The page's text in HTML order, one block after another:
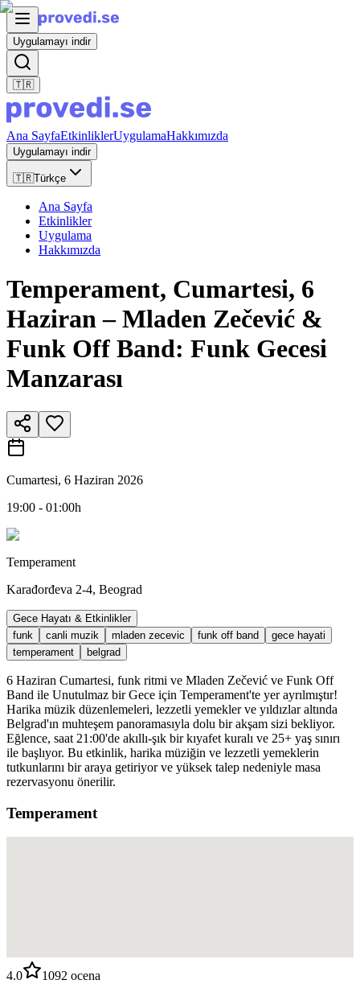
Uygulamayı indir
🇹🇷
Ana SayfaEtkinliklerUygulamaHakkımızda
Uygulamayı indir
🇹🇷Türkçe
Ana Sayfa
Etkinlikler
Uygulama
Hakkımızda
Temperament, Cumartesi, 6
Haziran – Mladen Zečević &
Funk Off Band: Funk Gecesi
Manzarası
Cumartesi, 6 Haziran 2026
19:00 - 01:00h
Temperament
Karađorđeva 2-4, Beograd
Gece Hayatı & Etkinlikler
funk
canli muzik mladen zecevic funk off band
gece hayati
temperament
belgrad
6 Haziran Cumartesi, funk ritmi ve Mladen Zečević ve Funk Off
Band ile Unutulmaz bir Gece için Temperament'te yer ayrılmıştır!
Harika müzik düzenlemeleri, lezzetli yemekler ve yıldızlar altında
Belgrad'ın muhteşem panoramasıyla dolu bir akşam sizi bekliyor.
Eğlence, saat 21:00'de akıllı-şık bir kıyafet kuralı ve 25+ yaş sınırı
ile başlıyor. Bu etkinlik, harika müziğin ve lezzetli yemeklerin
tutkunlarını bir araya getiriyor ve yüksek talep nedeniyle masa
rezervasyonu önerilir.
Temperament
4.0 1092 ocena